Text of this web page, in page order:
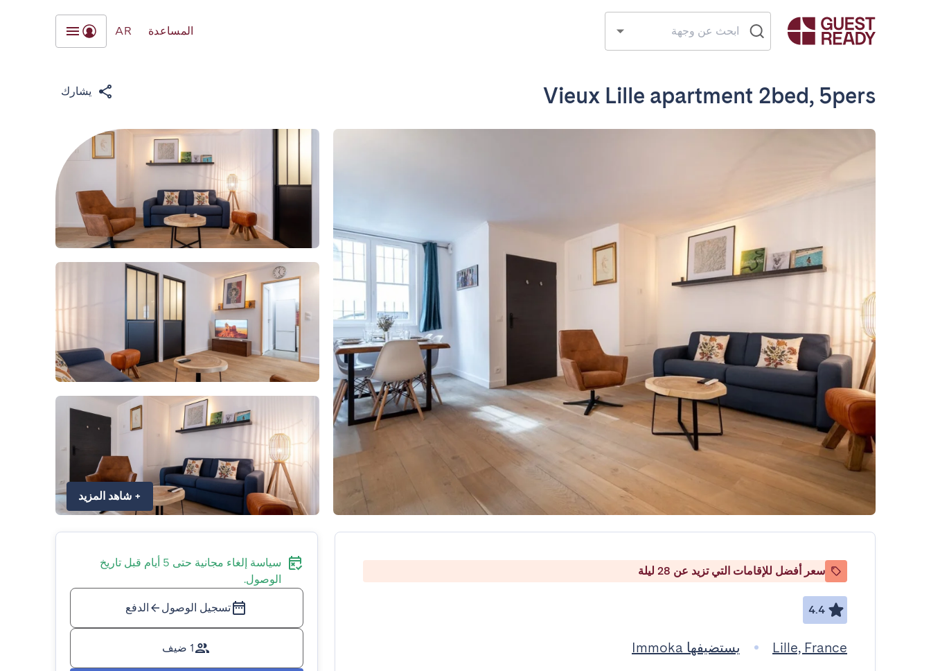
المساعدة AR
Vieux Lille apartment 2bed, 5pers يشارك
+ شاهد المزيد
سعر أفضل للإقامات التي تزيد عن 28 ليلة
4.4
Lille, France يستضيفها Immoka
سياسة إلغاء مجانية حتى 5 أيام قبل تاريخ
الوصول.
تسجيل الوصول الدفع
1 ضيف